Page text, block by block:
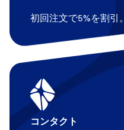
初回注文で5%を割引。
コンタクト